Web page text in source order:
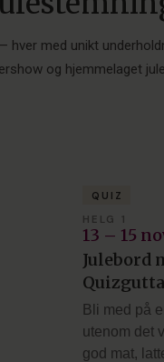
hver med unikt
og hjemmelaget
QUIZ
HELG 1
13 – 15
Julebord
Quizgutta
Bli med på
utenom det
god mat,